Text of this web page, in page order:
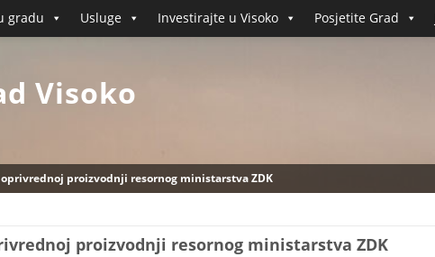
gradu Usluge Investirajte u Visoko Posjetite Grad
Visoko
proizvodnji resornog ministarstva ZDK
proizvodnji resornog ministarstva ZDK